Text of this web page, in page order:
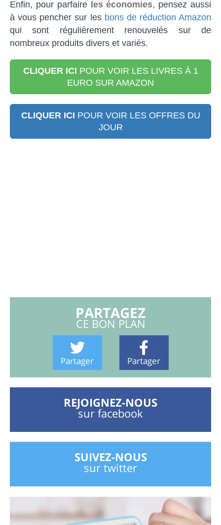
Enfin, pour parfaire les économies, pensez aussi
à vous pencher sur les bons de réduction Amazon
qui sont régulièrement renouvelés sur de
nombreux produits divers et variés.
CLIQUER ICI POUR VOIR LES LIVRES À 1
EURO SUR AMAZON
CLIQUER ICI POUR VOIR LES OFFRES DU
JOUR
PARTAGEZ
CE BON PLAN
Partager Partager
REJOIGNEZ-NOUS
sur facebook
SUIVEZ-NOUS
sur twitter